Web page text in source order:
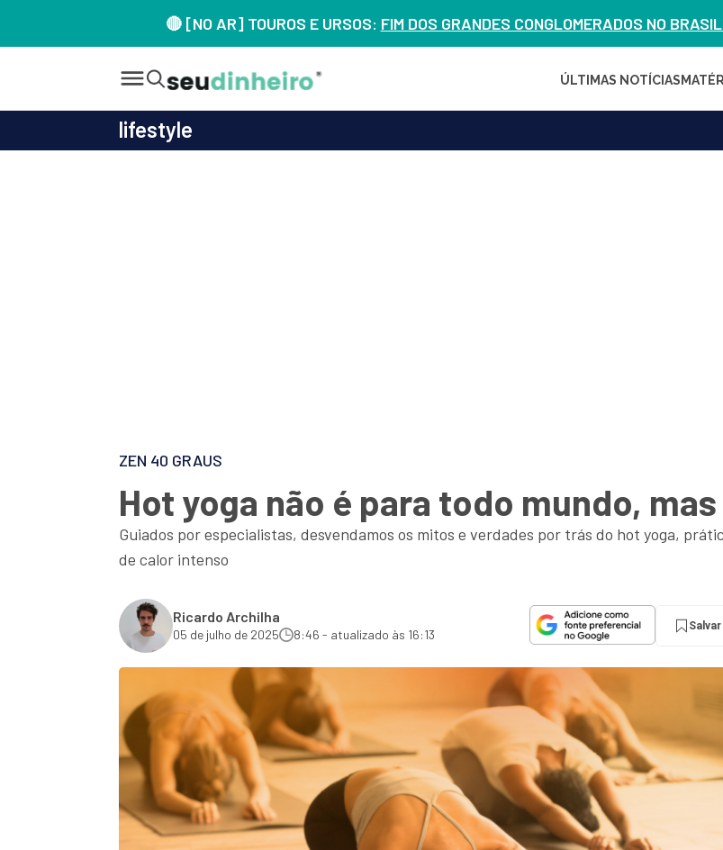
🔴 [NO AR] TOUROS E URSOS: FIM DOS GRANDES CONGLOMERADOS NO
ÚLTIMAS NOTÍCIAS
lifestyle
ZEN 40 GRAUS
Hot yoga não é para todo mundo,
Guiados por especialistas, desvendamos os mitos e verdades por trás do hot yoga,
de calor intenso
Ricardo Archilha
05 de julho de 2025 8:46 - atualizado às 16:13
Salvar